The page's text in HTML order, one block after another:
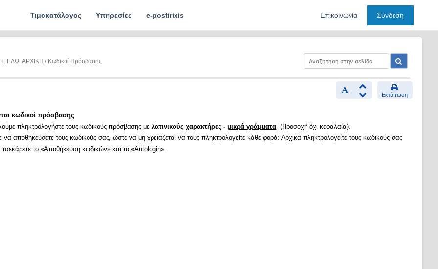
Τιμοκατάλογος Υπηρεσίες e-postirixis Επικοινωνία Σύνδεση
ΕΔΩ:ΑΡΧΙΚΗ / Κωδικοί Πρόσβασης
Εκτύπωση
κωδικοί πρόσβασης
πληκτρολογήστε τους κωδικούς πρόσβασης μελατινικούς χαρακτήρες - μικρά γράμματα (Προσοχή όχι κεφαλαία).
να αποθηκεύσετε τους κωδικούς σας, ώστε να μη χρειάζεται να τους πληκτρολογείτε κάθε φορά: Αρχικά πληκτρολογείτε τους κωδικούς σας
τσεκάρετε το «Αποθήκευση κωδικών» και το «Autologin».